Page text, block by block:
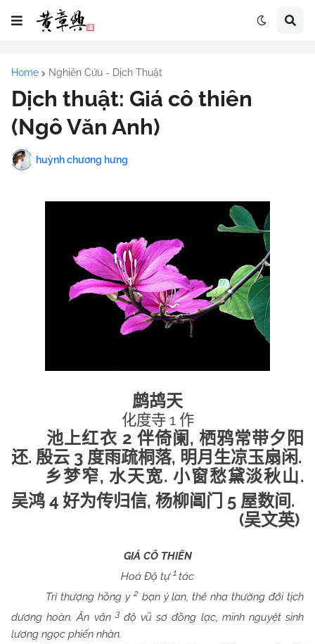
Home Nghiên Cứu - Dịch Thuật
Dịch thuật: Giá cô thiên
(Ngô Văn Anh)
huỳnh chương hưng
鹧鸪天
化度寺 1 作
池上红衣 2 伴倚阑 , 栖鸦常带夕阳
还. 殷云 3 度雨疏桐落, 明月生凉玉扇闲.
乡梦窄,水天宽. 小窗愁黛淡秋山.
吴鸿 4 好为传归信, 杨柳阊门 5 屋数间.
(吴文英)
GIÁ CÔ THIÊN
Hoá Độ tự 1 tác
Trì thượng hồng y 2 bạn ỷ lan, thê nha thường đới tịch
dương hoàn. Ân vân3 độ vũ sơ đồng lạc, minh nguyệt sinh
lương ngọc phiến nhàn.